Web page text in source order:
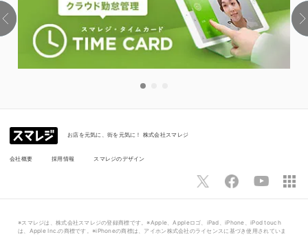
お店を元気に、街を元気に！ 株式会社スマレジ
会社概要 採用情報 スマレジのデザイン
※スマレジは、株式会社スマレジの登録商標です。※Apple、Appleロゴ、iPad、iPhone、iPod touch
は、Apple Inc.の商標です。※iPhoneの商標は、アイホン株式会社のライセンスに基づき使用されていま